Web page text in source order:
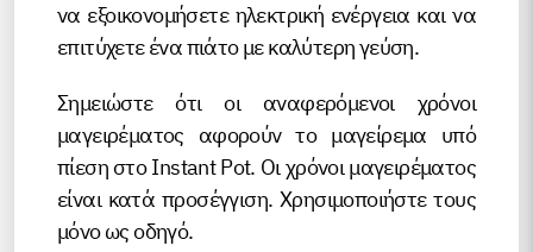
να εξοικονομήσετε ηλεκτρική ενέργεια και να
επιτύχετε ένα πιάτο με καλύτερη γεύση.
Σημειώστε ότι οι αναφερόμενοι χρόνοι
μαγειρέματος αφορούν το μαγείρεμα υπό
πίεση στο Instant Pot. Οι χρόνοι μαγειρέματος
είναι κατά προσέγγιση. Χρησιμοποιήστε τους
μόνο ως οδηγό.